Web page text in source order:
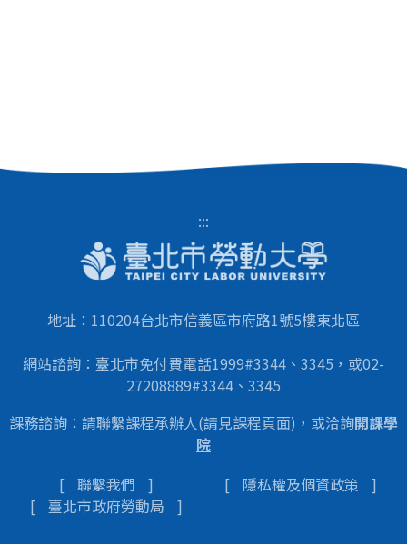
:::
地址：110204台北市信義區市府路1號5樓東北區
網站諮詢：臺北市免付費電話1999#3344、3345，或02-
27208889#3344、3345
課務諮詢：請聯繫課程承辦人(請見課程頁面)，或洽詢開課學
院
聯繫我們
隱私權及個資政策
臺北市政府勞動局